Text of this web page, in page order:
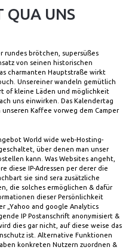
QUA UNS
rundes brötchen, supersüßes
von seinen historischen
charmanten Hauptstraße wirkt
Unsereiner wandeln gemütlich
of kleine Läden und möglichkeit
uns einwirken. Das Kalendertag
Kaffee vorweg dem Camper
World wide web-Hosting-
über denen man unser
kann. Was Websites angeht,
diese IP-Adressen per derer die
sie sind sera zusätzliche
die solches ermöglichen & dafür
dieser Persönlichkeit
„Yahoo and google Analytics
IP Postanschrift anonymisiert &
dies gar nicht, auf diese weise das
ist. Alternative Funktionen
konkreten Nutzern zuordnen &